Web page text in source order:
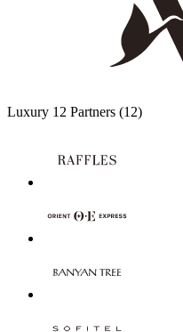
Luxury 12 Partners (12)